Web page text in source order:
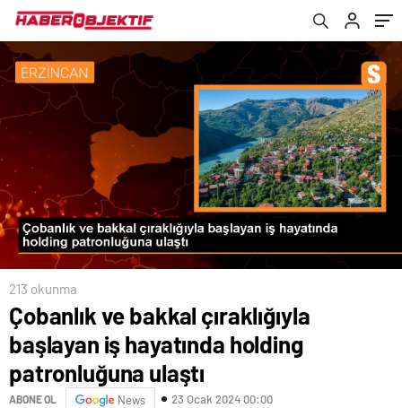
213 okunma
Çobanlık ve bakkal çıraklığıyla
başlayan iş hayatında holding
patronluğuna ulaştı
ABONE OL News 23 Ocak 2024 00:00